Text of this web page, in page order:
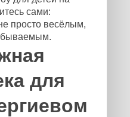
сами:
просто весёлым,
для